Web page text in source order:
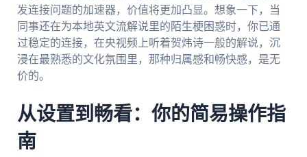
发连接问题的加速器，价值将更加凸显。想象一下，当
同事还在为本地英文流解说里的陌生梗困惑时，你已通
过稳定的连接，在央视频上听着贺炜诗一般的解说，沉
浸在最熟悉的文化氛围里，那种归属感和畅快感，是无
价的。
从设置到畅看：你的简易操作指
南